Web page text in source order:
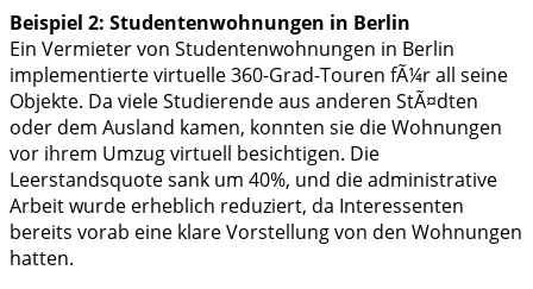
Beispiel 2: Studentenwohnungen in Berlin
Ein Vermieter von Studentenwohnungen in Berlin
implementierte virtuelle 360-Grad-Touren fÃ¼r all seine
Objekte. Da viele Studierende aus anderen StÃ¤dten
oder dem Ausland kamen, konnten sie die Wohnungen
vor ihrem Umzug virtuell besichtigen. Die
Leerstandsquote sank um 40%, und die administrative
Arbeit wurde erheblich reduziert, da Interessenten
bereits vorab eine klare Vorstellung von den Wohnungen
hatten.